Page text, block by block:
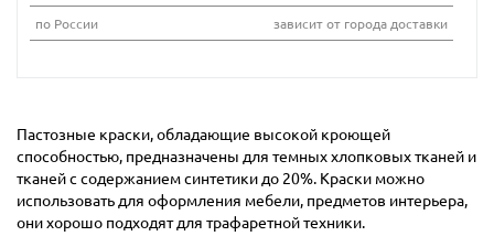
по России
зависит от города доставки
Пастозные краски, обладающие высокой кроющей
способностью, предназначены для темных хлопковых тканей и
тканей с содержанием синтетики до 20%. Краски можно
использовать для оформления мебели, предметов интерьера,
они хорошо подходят для трафаретной техники.